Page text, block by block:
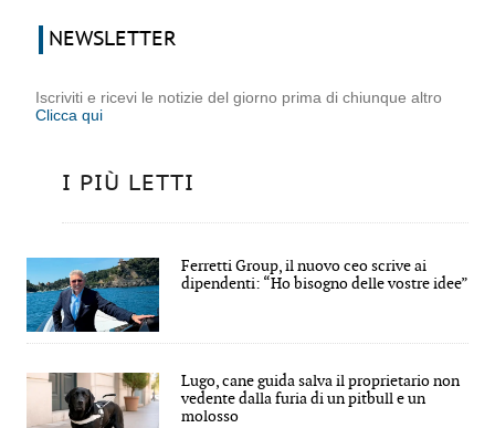
NEWSLETTER
Iscriviti e ricevi le notizie del giorno prima di chiunque altro
Clicca qui
I PIÙ LETTI
Ferretti Group, il nuovo ceo scrive ai
dipendenti: “Ho bisogno delle vostre idee”
Lugo, cane guida salva il proprietario non
vedente dalla furia di un pitbull e un
molosso